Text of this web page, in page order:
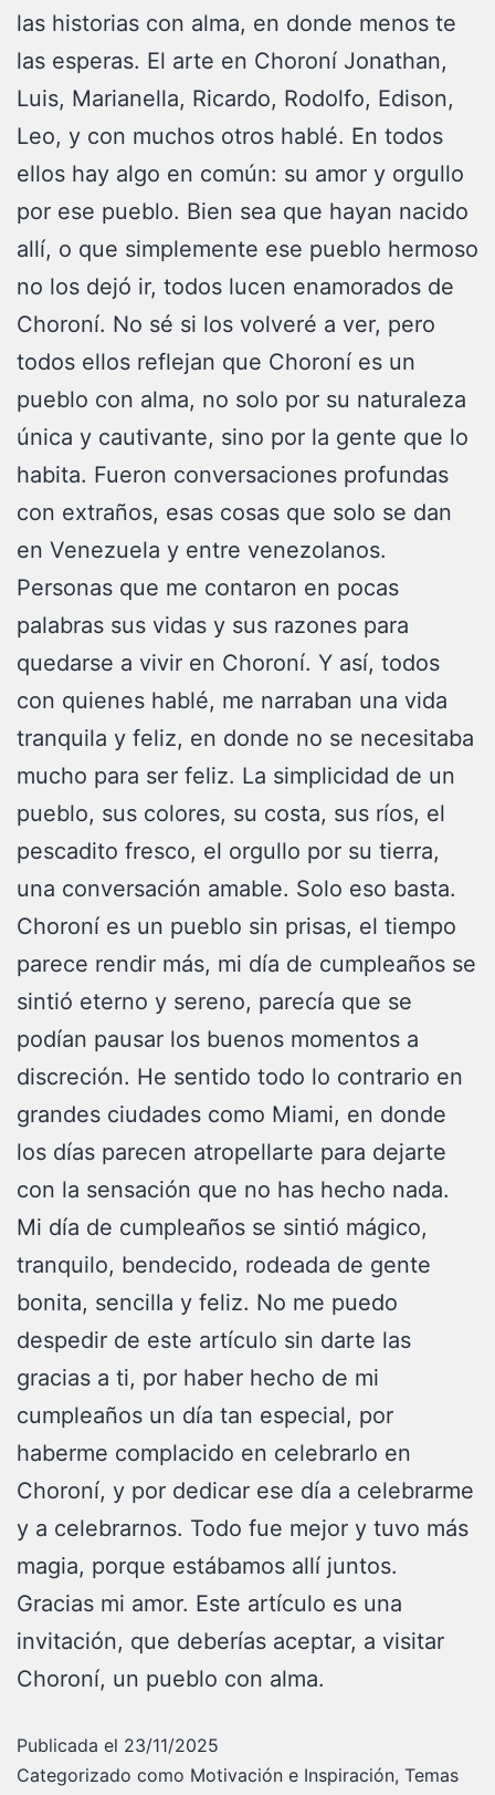
las historias con alma, en donde menos te
las esperas. El arte en Choroní Jonathan,
Luis, Marianella, Ricardo, Rodolfo, Edison,
Leo, y con muchos otros hablé. En todos
ellos hay algo en común: su amor y orgullo
por ese pueblo. Bien sea que hayan nacido
allí, o que simplemente ese pueblo hermoso
no los dejó ir, todos lucen enamorados de
Choroní. No sé si los volveré a ver, pero
todos ellos reflejan que Choroní es un
pueblo con alma, no solo por su naturaleza
única y cautivante, sino por la gente que lo
habita. Fueron conversaciones profundas
con extraños, esas cosas que solo se dan
en Venezuela y entre venezolanos.
Personas que me contaron en pocas
palabras sus vidas y sus razones para
quedarse a vivir en Choroní. Y así, todos
con quienes hablé, me narraban una vida
tranquila y feliz, en donde no se necesitaba
mucho para ser feliz. La simplicidad de un
pueblo, sus colores, su costa, sus ríos, el
pescadito fresco, el orgullo por su tierra,
una conversación amable. Solo eso basta.
Choroní es un pueblo sin prisas, el tiempo
parece rendir más, mi día de cumpleaños se
sintió eterno y sereno, parecía que se
podían pausar los buenos momentos a
discreción. He sentido todo lo contrario en
grandes ciudades como Miami, en donde
los días parecen atropellarte para dejarte
con la sensación que no has hecho nada.
Mi día de cumpleaños se sintió mágico,
tranquilo, bendecido, rodeada de gente
bonita, sencilla y feliz. No me puedo
despedir de este artículo sin darte las
gracias a ti, por haber hecho de mi
cumpleaños un día tan especial, por
haberme complacido en celebrarlo en
Choroní, y por dedicar ese día a celebrarme
y a celebrarnos. Todo fue mejor y tuvo más
magia, porque estábamos allí juntos.
Gracias mi amor. Este artículo es una
invitación, que deberías aceptar, a visitar
Choroní, un pueblo con alma.
Publicada el 23/11/2025
Categorizado como Motivación e Inspiración, Temas